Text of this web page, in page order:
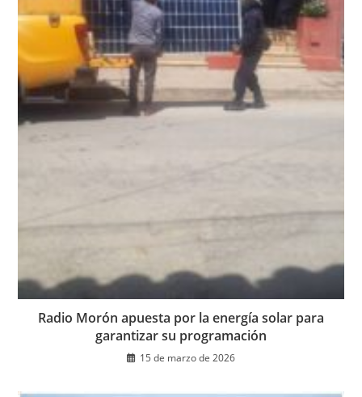
Radio Morón apuesta por la energía solar para
garantizar su programación
15 de marzo de 2026